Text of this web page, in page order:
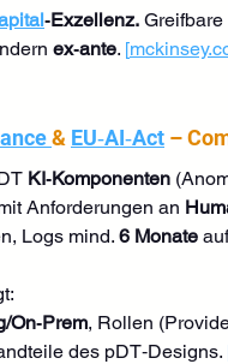
‑Exzellenz.
ex‑ante. [
& EU‑AI‑Act –
KI‑Komponenten
Anforderungen an
Logs mind. 6 Monate
On‑Prem, Rollen
des pDT‑Designs.